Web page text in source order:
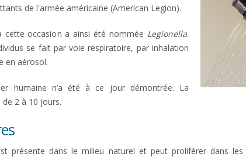
de l'armée américaine (American Legion).
cette occasion a ainsi été nommée Legionella.
se fait par voie respiratoire, par inhalation
en aérosol.
humaine n’a été à ce jour démontrée. La
de 2 à 10 jours.
présente dans le milieu naturel et peut proliférer dans les